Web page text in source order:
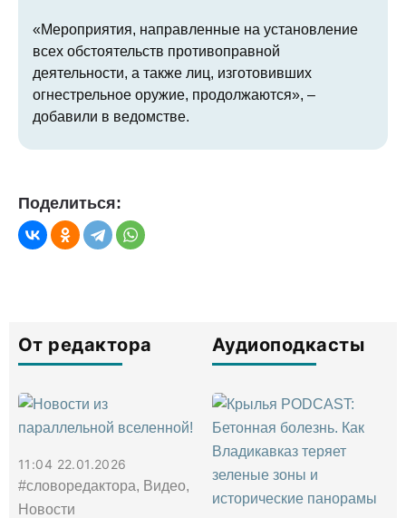
«Мероприятия, направленные на установление
всех обстоятельств противоправной
деятельности, а также лиц, изготовивших
огнестрельное оружие, продолжаются», –
добавили в ведомстве.
Поделиться:
От редактора
11:04 22.01.2026
#словоредактора, Видео,
Новости
Аудиоподкасты